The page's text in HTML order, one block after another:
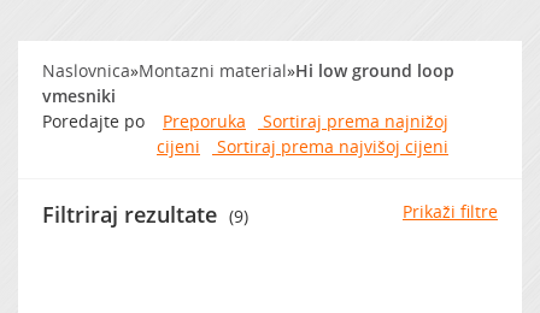
MP3 Vmesniki
Montažni Material
Ostalo
Naslovnica»Montazni material»Hi low ground loop
vmesniki
Poredajte po
Preporuka
Sortiraj prema najnižoj
cijeni
Sortiraj prema najvišoj cijeni
Filtriraj rezultate (9) Prikaži filtre